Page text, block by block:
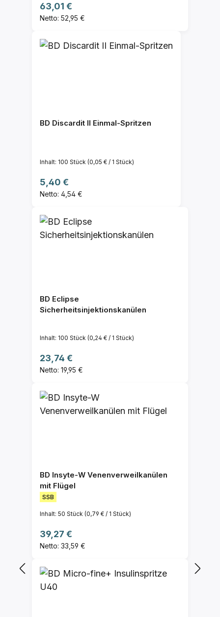
Regulärer Preis:
63,01 €
Netto: 52,95 €
BD Discardit II Einmal-Spritzen
Inhalt: 100 Stück (0,05 € / 1 Stück)
Regulärer Preis:
5,40 €
Netto: 4,54 €
BD Eclipse
Sicherheitsinjektionskanülen
Inhalt: 100 Stück (0,24 € / 1 Stück)
Regulärer Preis:
23,74 €
Netto: 19,95 €
BD Insyte-W Venenverweilkanülen
mit Flügel
SSB
Inhalt: 50 Stück (0,79 € / 1 Stück)
Regulärer Preis:
39,27 €
Netto: 33,59 €